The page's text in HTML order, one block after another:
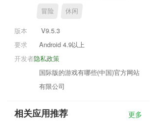
冒险 休闲
版本
V9.5.3
要求
Android 4.9以上
隐私政策
开发者
国际版的游戏有哪些(中国)官方网站
有限公司
相关应用推荐 更多